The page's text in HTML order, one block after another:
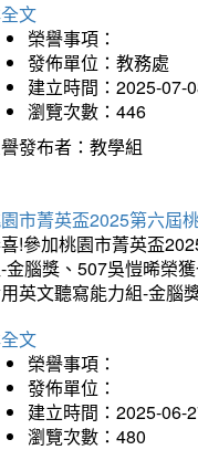
文
榮譽事項：
發佈單位：教務處
建立時間：2025-07-
瀏覽次數：446
發布者：教學組
市菁英盃2025第六屆
!參加桃園市菁英盃
金腦獎、507吳愷晞榮
英文聽寫能力組-金腦
文
榮譽事項：
發佈單位：
建立時間：2025-06-
瀏覽次數：480